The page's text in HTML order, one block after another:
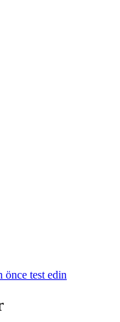
önce test edin